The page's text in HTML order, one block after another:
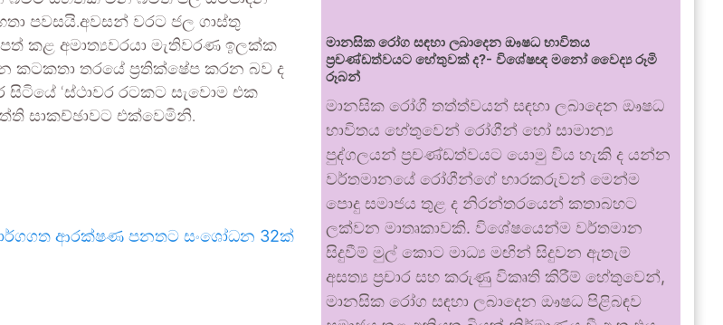
පවසයි.අවසන් වරට ජල ගාස්තු
කළ අමාත්‍යවරයා මැතිවරණ ඉලක්ක
කටකතා තරයේ ප්‍රතික්ෂේප කරන බව ද
‘ස්ථාවර රටකට සැවොම එක
සාකච්ඡාවට එක්වෙමිනි.
ආරක්ෂණ පනතට සංශෝධන 32ක්
මානසික රෝග සඳහා ලබාදෙන ඖෂධ භාවිතය
ප්‍රචණ්ඩත්වයට හේතුවක් ද?- විශේෂඥ මනෝ වෛද්‍ය රූමි
රූබන්
මානසික රෝගී තත්ත්වයන් සඳහා ලබාදෙන ඖෂධ
භාවිතය හේතුවෙන් රෝගීන් හෝ සාමාන්‍ය
පුද්ගලයන් ප්‍රචණ්ඩත්වයට යොමු විය හැකි ද යන්න
වර්තමානයේ රෝගීන්ගේ භාරකරුවන් මෙන්ම
පොදු සමාජය තුළ ද නිරන්තරයෙන් කතාබහට
ලක්වන මාතෘකාවකි. විශේෂයෙන්ම වර්තමාන
සිදුවීම් මුල් කොට මාධ්‍ය මඟින් සිදුවන ඇතැම්
අසත්‍ය ප්‍රචාර සහ කරුණු විකෘති කිරීම් හේතුවෙන්,
මානසික රෝග සඳහා ලබාදෙන ඖෂධ පිළිබඳව